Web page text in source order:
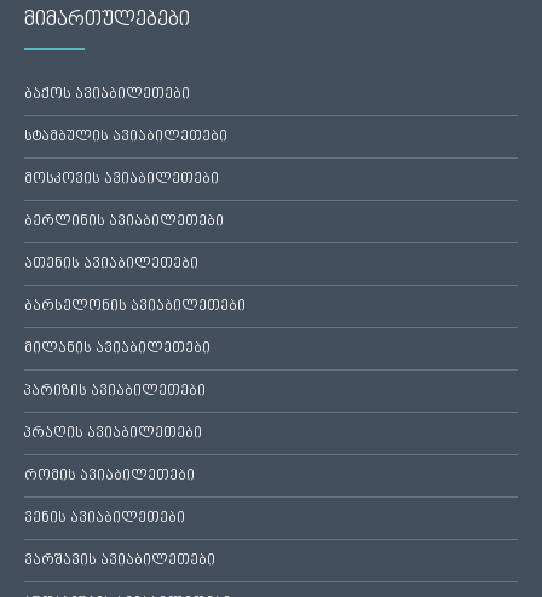
მიმართულებები
ბაქოს ავიაბილეთები
სტამბულის ავიაბილეთები
მოსკოვის ავიაბილეთები
ბერლინის ავიაბილეთები
ათენის ავიაბილეთები
ბარსელონის ავიაბილეთები
მილანის ავიაბილეთები
პარიზის ავიაბილეთები
პრაღის ავიაბილეთები
რომის ავიაბილეთები
ვენის ავიაბილეთები
ვარშავის ავიაბილეთები